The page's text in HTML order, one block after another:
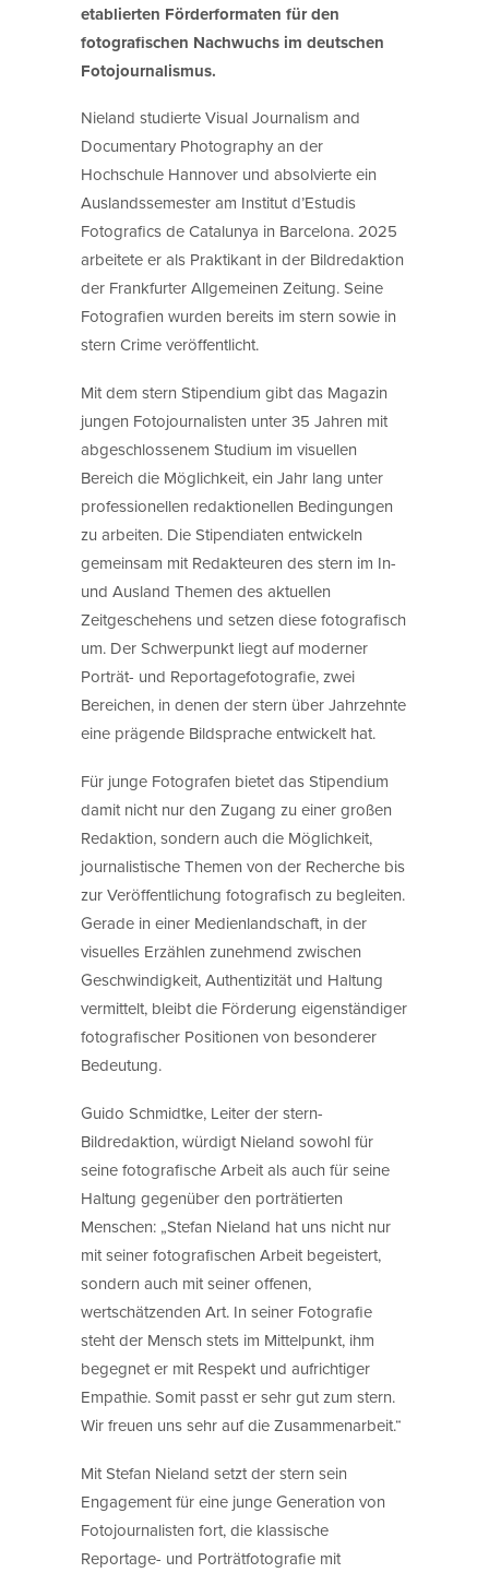
etablierten Förderformaten für den
fotografischen Nachwuchs im deutschen
Fotojournalismus.
Nieland studierte Visual Journalism and
Documentary Photography an der
Hochschule Hannover und absolvierte ein
Auslandssemester am Institut d’Estudis
Fotografics de Catalunya in Barcelona. 2025
arbeitete er als Praktikant in der Bildredaktion
der Frankfurter Allgemeinen Zeitung. Seine
Fotografien wurden bereits im stern sowie in
stern Crime veröffentlicht.
Mit dem stern Stipendium gibt das Magazin
jungen Fotojournalisten unter 35 Jahren mit
abgeschlossenem Studium im visuellen
Bereich die Möglichkeit, ein Jahr lang unter
professionellen redaktionellen Bedingungen
zu arbeiten. Die Stipendiaten entwickeln
gemeinsam mit Redakteuren des stern im In-
und Ausland Themen des aktuellen
Zeitgeschehens und setzen diese fotografisch
um. Der Schwerpunkt liegt auf moderner
Porträt- und Reportagefotografie, zwei
Bereichen, in denen der stern über Jahrzehnte
eine prägende Bildsprache entwickelt hat.
Für junge Fotografen bietet das Stipendium
damit nicht nur den Zugang zu einer großen
Redaktion, sondern auch die Möglichkeit,
journalistische Themen von der Recherche bis
zur Veröffentlichung fotografisch zu begleiten.
Gerade in einer Medienlandschaft, in der
visuelles Erzählen zunehmend zwischen
Geschwindigkeit, Authentizität und Haltung
vermittelt, bleibt die Förderung eigenständiger
fotografischer Positionen von besonderer
Bedeutung.
Guido Schmidtke, Leiter der stern-
Bildredaktion, würdigt Nieland sowohl für
seine fotografische Arbeit als auch für seine
Haltung gegenüber den porträtierten
Menschen: „Stefan Nieland hat uns nicht nur
mit seiner fotografischen Arbeit begeistert,
sondern auch mit seiner offenen,
wertschätzenden Art. In seiner Fotografie
steht der Mensch stets im Mittelpunkt, ihm
begegnet er mit Respekt und aufrichtiger
Empathie. Somit passt er sehr gut zum stern.
Wir freuen uns sehr auf die Zusammenarbeit.“
Mit Stefan Nieland setzt der stern sein
Engagement für eine junge Generation von
Fotojournalisten fort, die klassische
Reportage- und Porträtfotografie mit